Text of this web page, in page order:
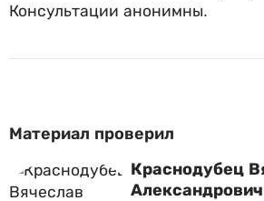
Консультации анонимны.
Материал проверил
Краснодубец
Александрович